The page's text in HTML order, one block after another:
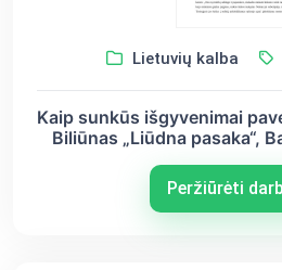
Lietuvių kalba
Kaip sunkūs išgyvenimai
Biliūnas „Liūdna pasaka“,
Peržiūrėti